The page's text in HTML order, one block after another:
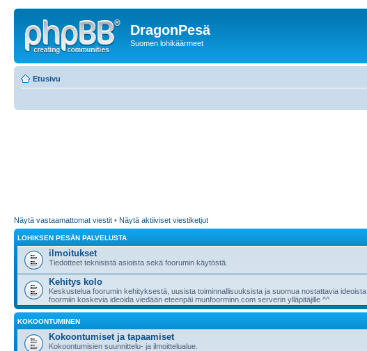
DragonPesä
Suomen lohikäärmeet
Etusivu
Näytä vastaamattomat viestit • Näytä aktiiviset viestiketjut
LOHIKSEN PESÄN PALVELUSTA
ilmoitukset
Tiedotteet teknisistä asioista sekä foorumin käytöstä.
Kehitys kolo
Keskustelua foorumin kehityksestä, uusista toiminnallisuuksista ja suomua nostattavia ideoista.
foormiin koskevia ideoida viedään eteenpäi munfoorminn.com serverin ylläpitäjille ^^
KOKOONTUMINEN
Kokoontumiset ja tapaamiset
Kokoontumisien suunnittelu- ja ilmoittelualue.